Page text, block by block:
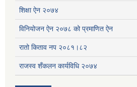
शिक्षा ऐन २०७४
विनियोजन ऐन २०७८ को प्रमाणित ऐन
रातो किताव नप २०८१।८२
राजस्व शँकलन कार्यविधि २०७४